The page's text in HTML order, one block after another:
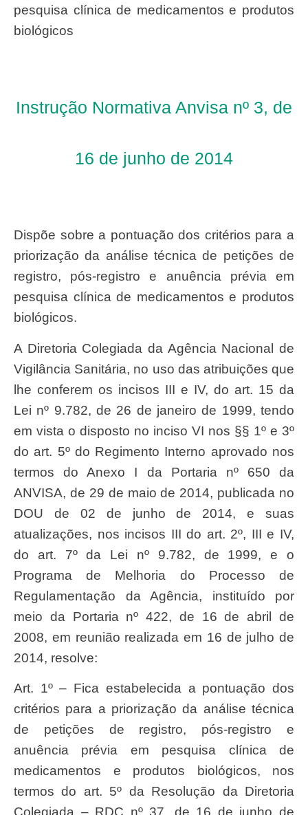
pesquisa clínica de medicamentos e produtos
biológicos
Instrução Normativa Anvisa nº 3, de
16 de junho de 2014
Dispõe sobre a pontuação dos critérios para a
priorização da análise técnica de petições de
registro, pós-registro e anuência prévia em
pesquisa clínica de medicamentos e produtos
biológicos.
A Diretoria Colegiada da Agência Nacional de
Vigilância Sanitária, no uso das atribuições que
lhe conferem os incisos III e IV, do art. 15 da
Lei nº 9.782, de 26 de janeiro de 1999, tendo
em vista o disposto no inciso VI nos §§ 1º e 3º
do art. 5º do Regimento Interno aprovado nos
termos do Anexo I da Portaria nº 650 da
ANVISA, de 29 de maio de 2014, publicada no
DOU de 02 de junho de 2014, e suas
atualizações, nos incisos III do art. 2º, III e IV,
do art. 7º da Lei nº 9.782, de 1999, e o
Programa de Melhoria do Processo de
Regulamentação da Agência, instituído por
meio da Portaria nº 422, de 16 de abril de
2008, em reunião realizada em 16 de julho de
2014, resolve:
Art. 1º – Fica estabelecida a pontuação dos
critérios para a priorização da análise técnica
de petições de registro, pós-registro e
anuência prévia em pesquisa clínica de
medicamentos e produtos biológicos, nos
termos do art. 5º da Resolução da Diretoria
Colegiada – RDC nº 37, de 16 de junho de